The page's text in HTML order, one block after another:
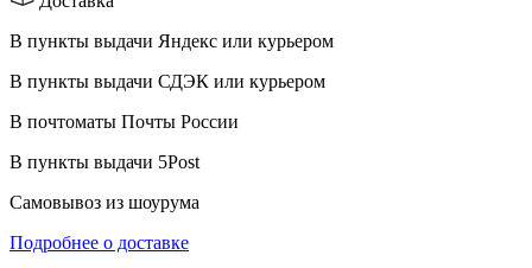
В пункты выдачи Яндекс или курьером
В пункты выдачи СДЭК или курьером
В почтоматы Почты России
В пункты выдачи 5Post
Самовывоз из шоурума
Подробнее о доставке